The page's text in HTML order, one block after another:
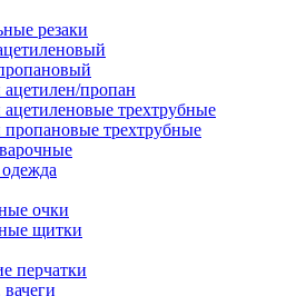
резаки
ацетилен/пропан
ацетиленовые трехтрубные
пропановые трехтрубные
очки
щитки
перчатки